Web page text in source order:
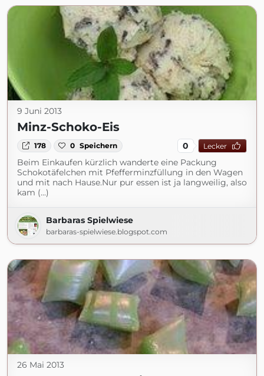
9 Juni 2013
Minz-Schoko-Eis
178 0 Speichern 0 Lecker
Beim Einkaufen kürzlich wanderte eine Packung
Schokotäfelchen mit Pfefferminzfüllung in den Wagen
und mit nach Hause.Nur pur essen ist ja langweilig, also
kam (...)
Barbaras Spielwiese
barbaras-spielwiese.blogspot.com
26 Mai 2013